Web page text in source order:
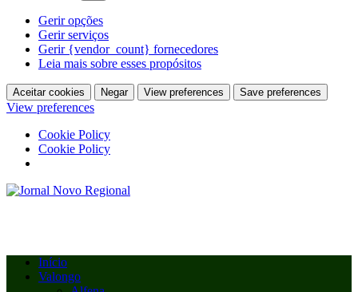
Gerir opções
Gerir serviços
Gerir {vendor_count} fornecedores
Leia mais sobre esses propósitos
Aceitar cookies Negar View preferences Save preferences
View preferences
Cookie Policy
Cookie Policy
Início
Valongo